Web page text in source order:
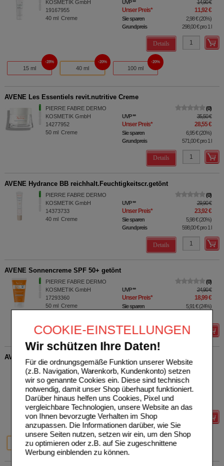
COOKIE-EINSTELLUNGEN
Wir schützen Ihre Daten!
Für die ordnungsgemäße Funktion unserer Website
(z.B. Navigation, Warenkorb, Kundenkonto) setzen
wir so genannte Cookies ein. Diese sind technisch
notwendig, damit unser Shop überhaupt funktioniert.
Darüber hinaus helfen uns Cookies, Pixel und
vergleichbare Technologien, unsere Website an das
von Ihnen bevorzugte Verhalten im Shop
anzupassen. Die Informationen darüber, wie Sie
unsere Seiten nutzen, setzen wir ein, um den Shop
zu optimieren oder z.B. auf Sie zugeschnittene
Werbung einblenden zu können.
KOSMETIK GmbH
19167955
40 ml Creme
UVP** 14,90 €
Unser Preis* 11,92 €
Sie sparen 2,98 €(20%)
Grundpreis
298,00 €pro 1 l
Details
15 ml
28%
40 ml
20%
100 ml
20%
AVENE Les Essentiels revit.nutritive Creme
PIERRE FABRE DERMO
KOSMETIK GmbH
14277952
50 ml Creme
0
UVP** 35,50 €
Unser Preis* 28,55 €
Sie sparen 6,95 €(20%)
Grundpreis
571,00 €pro 1 l
Details
AVENE Hydrance BB reichhalt.Feuchtigkeitscr.getönt
PIERRE FABRE DERMO
KOSMETIK GmbH
14373733
40 ml Creme
0
UVP** 29,90 €
Unser Preis* 23,92 €
Sie sparen 5,98 €(20%)
Grundpreis
598,00 €pro 1 l
Details
AVENE Sonnencreme SPF 50+ getönt
PIERRE FABRE DERMO
KOSMETIK GmbH
17293360
50 ml Creme
0
UVP** 24,90 €
Unser Preis* 18,99 €
Sie sparen 5,91 €(24%)
Details
AVENE Cicalfate+ Repair-Creme
PIERRE FABRE DERMO
KOSMETIK GmbH
19167949
15ml Creme
UVP
Unser Preis*
Sie sparen 1,91 €
Grundpreis
Details
15 ml
28%
40 ml
20%
100 ml
20%